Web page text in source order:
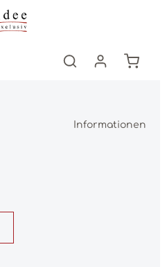
Informationen